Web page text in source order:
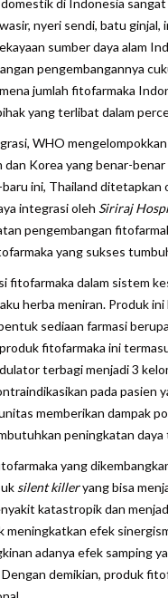
di Indonesia
nyeri sendi, batu
sumber daya alam
pengembangannya
jumlah fitofarmaka
yang terlibat dalam
WHO mengelompokkan
dan Korea yang benar-
ini, Thailand ditetapkan
integrasi oleh Siriraj
pengembangan
yang sukses
dalam sistem
herba meniran. Produk
sediaan farmasi
fitofarmaka ini
terbagi menjadi 3
pada pasien
memberikan dampak
peningkatan
yang
silent killeryang bisa
katastropik dan
efek
adanya efek samping
demikian, produk